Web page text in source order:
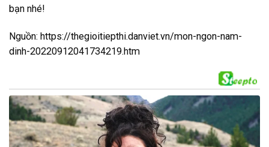
bạn nhé!
Nguồn: https://thegioitiepthi.danviet.vn/mon-ngon-nam-
dinh-20220912041734219.htm